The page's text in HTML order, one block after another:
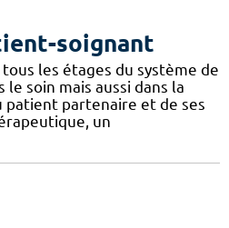
soignant
les étages du système de
soin mais aussi dans la
partenaire et de ses
un